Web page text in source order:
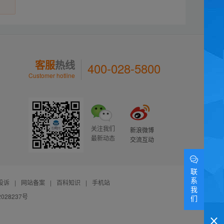
客服热线
Customer hotline 400-028-5800
关注我们
最新动态
新浪微博
交流互动
诉 | 网站备案 | 百科知识 |
手机站
号
联
系
我
们